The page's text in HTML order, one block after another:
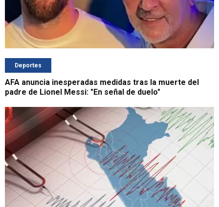
Deportes
AFA anuncia inesperadas medidas tras la muerte del
padre de Lionel Messi: "En señal de duelo"